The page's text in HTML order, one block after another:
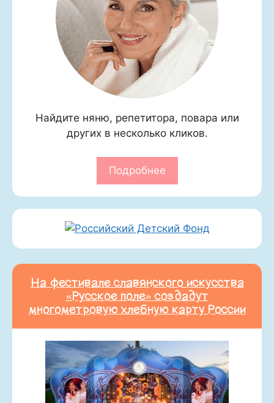
Найдите няню, репетитора, повара или
других в несколько кликов.
Подробнее
На фестивале славянского искусства
«Русское поле» создадут
многометровую хлебную карту России